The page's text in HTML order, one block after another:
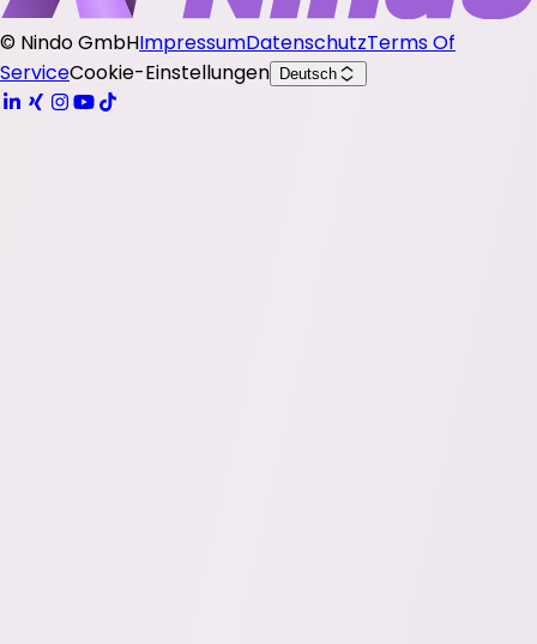
© Nindo GmbHImpressumDatenschutzTerms Of
ServiceCookie-Einstellungen Deutsch